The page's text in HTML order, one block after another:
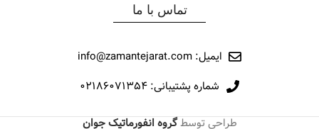
برند
تماس با ما
ایمیل: info@zamantejarat.com
شماره پشتیبانی: ۰۲۱۸۶۰۷۱۳۵۴
طراحی توسطگروه انفورماتیک جوان